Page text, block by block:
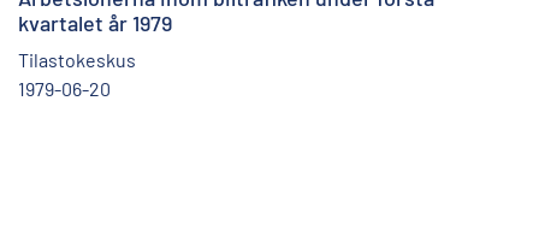
kvartalet år 1979
Tilastokeskus
1979-06-20